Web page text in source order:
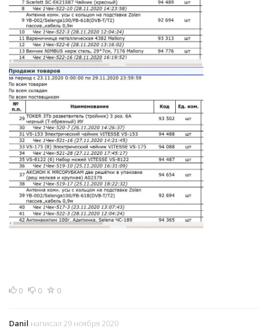
0 0 0
Danil написал 29 ноября 2020